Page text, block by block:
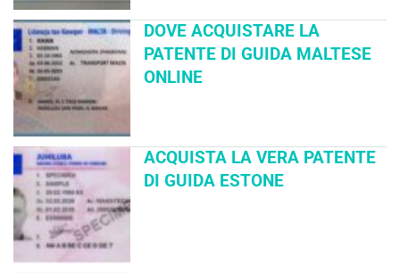
DOVE ACQUISTARE LA
PATENTE DI GUIDA MALTESE
ONLINE
ACQUISTA LA VERA PATENTE
DI GUIDA ESTONE